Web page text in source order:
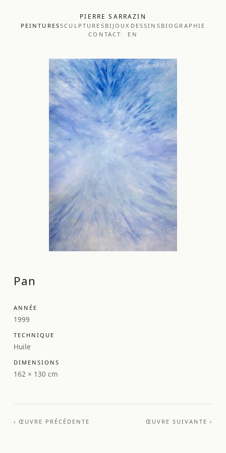
PIERRE SARRAZIN
PEINTURESSCULPTURES BIJOUX DESSINS BIOGRAPHIE
CONTACT
EN
Pan
ANNÉE
1999
TECHNIQUE
Huile
DIMENSIONS
162 × 130 cm
‹ ŒUVRE PRÉCÉDENTE ŒUVRE SUIVANTE ›